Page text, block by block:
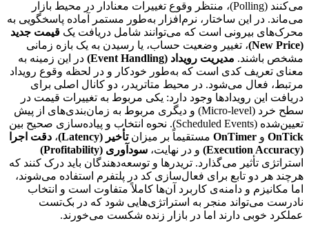
می‌کنند (Polling)، منتظر وقوع تغییرات معنادار در محیط بازار
می‌ماند. در این ساختار، نرم‌افزار به‌طور مستمر آماده پاسخگویی به
محرک‌های بیرونی است که می‌توانند شامل دریافت یک قیمت جدید
(New Price)
، تغییر وضعیت حساب، یا رسیدن به یک بازه زمانی
مشخص باشند. مدیریت رویداد (Event Handling)
در این زمینه به
معنای تعریف کدی است که به‌طور خودکار و در لحظه وقوع رویداد
مرتبط، فعال می‌شود. در محیط متاتریدر، دو کانال اصلی برای
دریافت این رویدادها وجود دارد: یکی مربوط به تغییرات قیمت در
سطح خرد (Micro-level) و دیگری مربوط به زمان‌بندی‌های از پیش
تعیین‌شده (Scheduled Events). نحوه انتخاب و پیاده‌سازی صحیح بین
OnTick و OnTimer مستقیماً بر میزانتأخیر (Latency) ، دقت اجرا
(Execution Accuracy)
و در نهایت، سودآوری (Profitability)
استراتژی تأثیر می‌گذارد. تریدرها و توسعه‌دهندگان باید درک کنند که
هرچند هر دو تابع برای فعال‌سازی کد در پلتفرم استفاده می‌شوند،
اما مکانیزم و دامنه‌ی کاربرد آن‌ها کاملاً متفاوت است و انتخاب
نادرست می‌تواند منجر به استراتژی‌هایی شود که در بک‌تست
عملکرد خوبی دارند اما در بازار زنده شکست می‌خورند.